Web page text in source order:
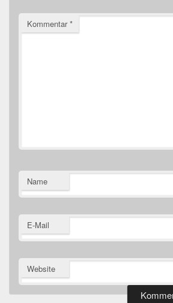
Kommentar*
Name
E-Mail
Website